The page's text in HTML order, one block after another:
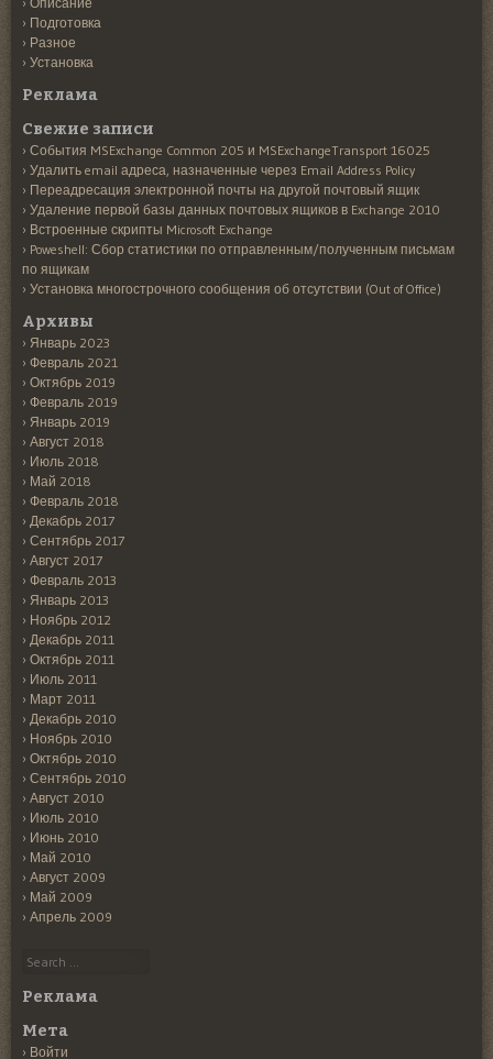
Подготовка
Разное
Установка
Реклама
Свежие записи
События MSExchange Common 205 и MSExchangeTransport 16025
Удалить email адреса, назначенные через Email Address Policy
Переадресация электронной почты на другой почтовый ящик
Удаление первой базы данных почтовых ящиков в Exchange 2010
Встроенные скрипты Microsoft Exchange
Poweshell: Сбор статистики по отправленным/полученным письмам
по ящикам
Установка многострочного сообщения об отсутствии (Out of Office)
Архивы
Январь 2023
Февраль 2021
Октябрь 2019
Февраль 2019
Январь 2019
Август 2018
Июль 2018
Май 2018
Февраль 2018
Декабрь 2017
Сентябрь 2017
Август 2017
Февраль 2013
Январь 2013
Ноябрь 2012
Декабрь 2011
Октябрь 2011
Июль 2011
Март 2011
Декабрь 2010
Ноябрь 2010
Октябрь 2010
Сентябрь 2010
Август 2010
Июль 2010
Июнь 2010
Май 2010
Август 2009
Май 2009
Апрель 2009
Search
Реклама
Мета
Войти